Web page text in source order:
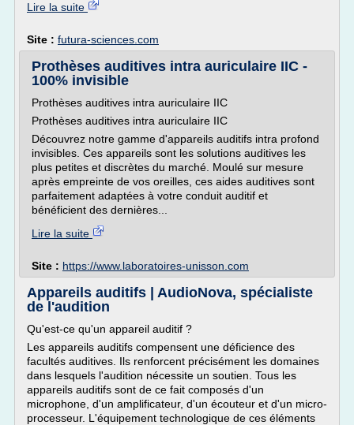
Lire la suite
Site : futura-sciences.com
Prothèses auditives intra auriculaire IIC -
100% invisible
Prothèses auditives intra auriculaire IIC
Prothèses auditives intra auriculaire IIC
Découvrez notre gamme d'appareils auditifs intra profond
invisibles. Ces appareils sont les solutions auditives les
plus petites et discrètes du marché. Moulé sur mesure
après empreinte de vos oreilles, ces aides auditives sont
parfaitement adaptées à votre conduit auditif et
bénéficient des dernières...
Lire la suite
Site : https://www.laboratoires-unisson.com
Appareils auditifs | AudioNova, spécialiste
de l'audition
Qu'est-ce qu'un appareil auditif ?
Les appareils auditifs compensent une déficience des
facultés auditives. Ils renforcent précisément les domaines
dans lesquels l'audition nécessite un soutien. Tous les
appareils auditifs sont de ce fait composés d'un
microphone, d'un amplificateur, d'un écouteur et d'un micro-
processeur. L'équipement technologique de ces éléments